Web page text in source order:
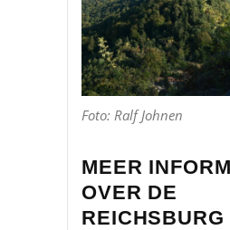
Foto: Ralf Johnen
MEER
OVER DE
REICHSBURG